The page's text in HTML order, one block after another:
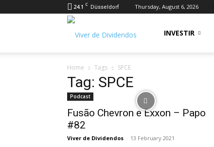
24.1 C Düsseldorf Thursday, August 6, 2026
Dividendos
INVESTIR
Home Tags SPCE
Tag: SPCE
Podcast
Fusão Chevron e Exxon – Papo
#82
Viver de Dividendos - 13 February 2021